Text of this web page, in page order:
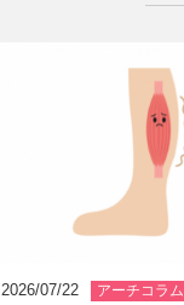
2026/07/22 アーチコラム